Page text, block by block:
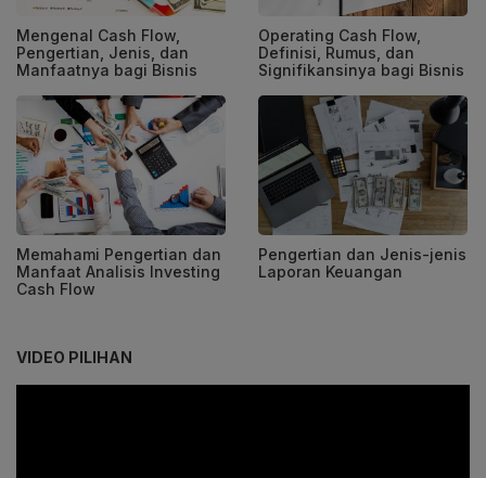
Mengenal Cash Flow,
Pengertian, Jenis, dan
Manfaatnya bagi Bisnis
Operating Cash Flow,
Definisi, Rumus, dan
Signifikansinya bagi Bisnis
Memahami Pengertian dan
Manfaat Analisis Investing
Cash Flow
Pengertian dan Jenis-jenis
Laporan Keuangan
VIDEO PILIHAN